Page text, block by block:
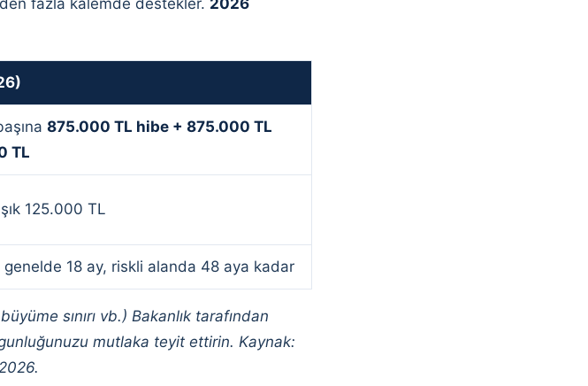
fazla kalemde destekler. 2026
875.000 TL hibe + 875.000 TL
TL
125.000 TL
genelde 18 ay, riskli alanda 48 aya kadar
sınırı vb.) Bakanlık tarafından
mutlaka teyit ettirin. Kaynak: